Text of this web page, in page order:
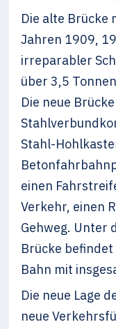
Die alte Brücke
Jahren 1909,
irreparabler
über 3,5
Die neue
Stahl-
einen
Verkehr, einen
Gehweg. Unter
Brücke
Bahn mit
Die neue Lage
neue